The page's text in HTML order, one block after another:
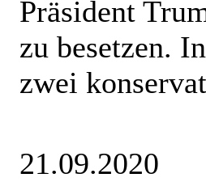
Präsident
zu besetzen.
zwei
21.09.2020